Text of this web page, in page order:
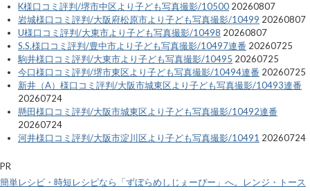
K様口コミ評判/堺市中区より子ども写真撮影/10500 20260807
岩城様口コミ評判/大阪府松原市より子ども写真撮影/10499 20260807
U様口コミ評判/大東市より子ども写真撮影/10498 20260807
S.S.様口コミ評判/豊中市より子ども写真撮影/10497連番 20260725
駒井様口コミ評判/大東市より子ども写真撮影/10495 20260725
今口様口コミ評判/堺市東区より子ども写真撮影/10494連番 20260725
新井（A）様口コミ評判/大阪市城東区より子ども写真撮影/10493連番
20260724
懸田様口コミ評判/大阪市城東区より子ども写真撮影/10492連番
20260724
河井様口コミ評判/大阪市淀川区より子ども写真撮影/10491 20260724
PR
簡単レシピ・時短レシピなら「ずぼらめしじぇーぴー」へ。レンジ・トース